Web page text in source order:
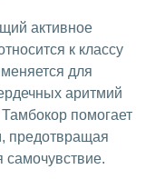
активное
к классу
для
аритмий
помогает
предотвращая
самочувствие.